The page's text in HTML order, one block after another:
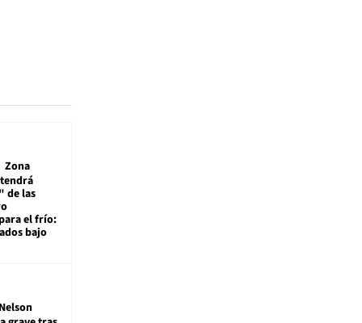
Zona
de las
el frío:
bajo
Nelson